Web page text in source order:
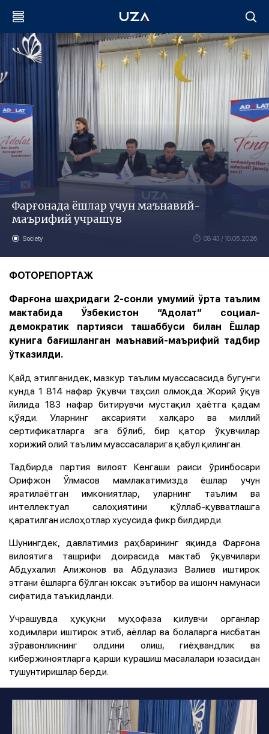
Фарғонада ёшлар учун маънавий-
маърифий учрашув
Society 08:43 / 10.05.2026
ФОТОРЕПОРТАЖ
Фарғона шаҳридаги 2-сонли умумий ўрта таълим
мактабида Ўзбекистон “Адолат” социал-
демократик партияси ташаббуси билан Ёшлар
кунига бағишланган маънавий-маърифий тадбир
ўтказилди.
Қайд этилганидек, мазкур таълим муассасасида бугунги
кунда 1 814 нафар ўқувчи таҳсил олмоқда. Жорий ўқув
йилида 183 нафар битирувчи мустақил ҳаётга қадам
қўяди. Уларнинг аксарияти халқаро ва миллий
сертификатларга эга бўлиб, бир қатор ўқувчилар
хорижий олий таълим муассасаларига қабул қилинган.
Тадбирда партия вилоят Кенгаши раиси ўринбосари
Орифжон Ўлмасов мамлакатимизда ёшлар учун
яратилаётган имкониятлар, уларнинг таълим ва
интеллектуал салоҳиятини қўллаб-қувватлашга
қаратилган ислоҳотлар хусусида фикр билдирди.
Шунингдек, давлатимиз раҳбарининг яқинда Фарғона
вилоятига ташрифи доирасида мактаб ўқувчилари
Абдухалил Алижонов ва Абдулазиз Валиев иштирок
этгани ёшларга бўлган юксак эътибор ва ишонч намунаси
сифатида таъкидланди.
Учрашувда ҳуқуқни муҳофаза қилувчи органлар
ходимлари иштирок этиб, аёллар ва болаларга нисбатан
зўравонликнинг олдини олиш, гиёҳвандлик ва
кибержиноятларга қарши курашиш масалалари юзасидан
тушунтиришлар берди.